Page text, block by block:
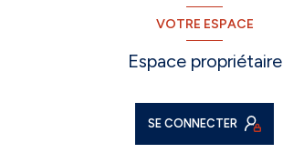
VOTRE ESPACE
Espace propriétaire
SE CONNECTER